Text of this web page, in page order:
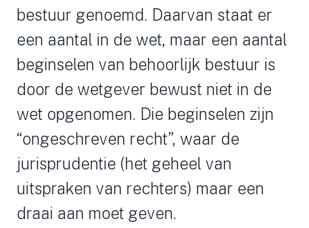
bestuur genoemd. Daarvan staat er
een aantal in de wet, maar een aantal
beginselen van behoorlijk bestuur is
door de wetgever bewust niet in de
wet opgenomen. Die beginselen zijn
“ongeschreven recht”, waar de
jurisprudentie (het geheel van
uitspraken van rechters) maar een
draai aan moet geven.